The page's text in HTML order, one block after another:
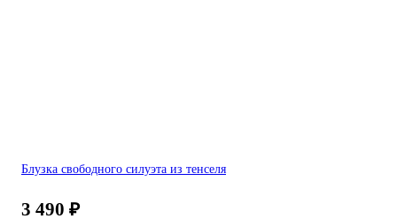
Блузка свободного силуэта из тенселя
3 490 ₽